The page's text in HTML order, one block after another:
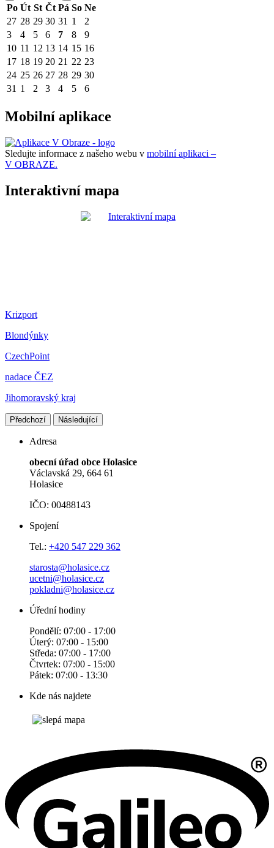
Po Út St Čt Pá So Ne
27 28 29 30 31 1
2
3
4 5 6 7 8
9
10 11 12 13 14 15 16
17 18 19 20 21 22 23
24 25 26 27 28 29 30
31 1 2 3 4 5 6
Mobilní aplikace
Sledujte informace z našeho webu v mobilní aplikaci –
V OBRAZE.
Interaktivní mapa
Krizport
Blondýnky
CzechPoint
nadace ČEZ
Jihomoravský kraj
Předchozí Následující
Adresa
obecní úřad obce Holasice
Václavská 29, 664 61
Holasice
IČO: 00488143
Spojení
Tel.: +420 547 229 362
starosta@holasice.cz
ucetni@holasice.cz
pokladni@holasice.cz
Úřední hodiny
Pondělí: 07:00 - 17:00
Úterý: 07:00 - 15:00
Středa: 07:00 - 17:00
Čtvrtek: 07:00 - 15:00
Pátek: 07:00 - 13:30
Kde nás najdete